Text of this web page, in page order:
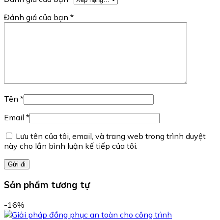
Đánh giá của bạn *
Tên *
Email *
Lưu tên của tôi, email, và trang web trong trình duyệt
này cho lần bình luận kế tiếp của tôi.
Sản phẩm tương tự
-16%